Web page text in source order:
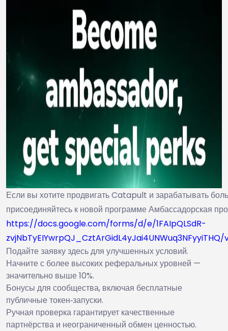
Если вы хотите продвигать Catapult и зарабатывать
присоединяйтесь к новой программе Амбассадорская
https://docs.google.com/forms/d/e/1FAIpQLSdR-
Подайте заявку здесь для улучшенных условий.
Начните с более высоких реферальных уровней —
значительно выше 10%.
Бонусы для сообщества, включая бесплатные
публичные токен‑запуски.
Ручная проверка гарантирует качественные
партнёрства и неограниченный обмен ценностью.